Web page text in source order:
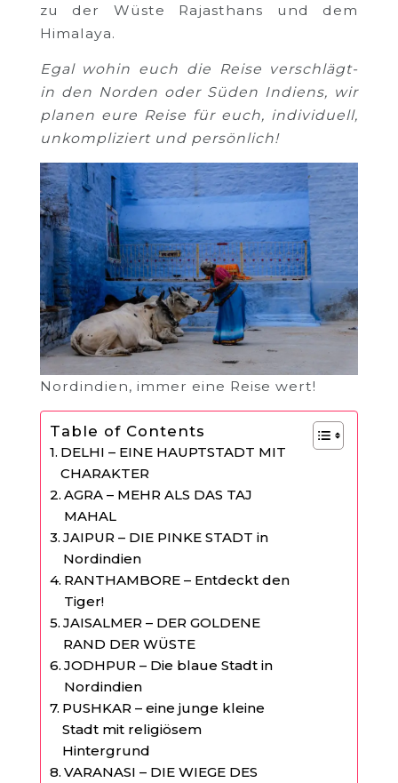
zu der Wüste Rajasthans und dem
Himalaya.
Egal wohin euch die Reise verschlägt-
in den Norden oder Süden Indiens, wir
planen eure Reise für euch, individuell,
unkompliziert und persönlich!
Nordindien, immer eine Reise wert!
Table of Contents
DELHI – EINE HAUPTSTADT MIT
CHARAKTER
AGRA – MEHR ALS DAS TAJ
MAHAL
JAIPUR – DIE PINKE STADT in
Nordindien
RANTHAMBORE – Entdeckt den
Tiger!
JAISALMER – DER GOLDENE
RAND DER WÜSTE
JODHPUR – Die blaue Stadt in
Nordindien
PUSHKAR – eine junge kleine
Stadt mit religiösem
Hintergrund
VARANASI – DIE WIEGE DES